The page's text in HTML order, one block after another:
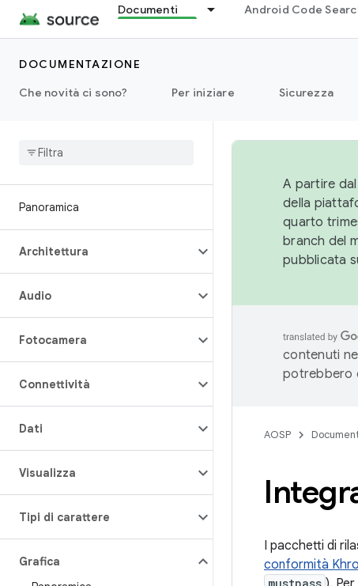
Documenti Android Code
DOCUMENTAZIONE
Che novità ci sono?
Per iniziare Sicurezza
Panoramica
Architettura
Audio
Fotocamera
Connettività
Dati
Visualizza
Tipi di carattere
Grafica
A partire
della
quarto
branch del
pubblicata
contenuti
potrebbero
AOSP
I pacchetti di
conformità